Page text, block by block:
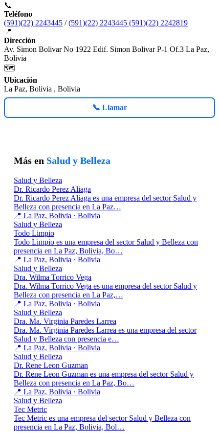
📞
Teléfono
(591)(22) 2243445 /(591)(22) 2243445 (591)(22) 2242819
📍
Dirección
Av. Simon Bolivar No 1922 Edif. Simon Bolivar P-1 Of.3 La Paz,
Bolivia
🗺️
Ubicación
La Paz, Bolivia , Bolivia
📞 Llamar
Más en Salud y Belleza
Salud y Belleza
Dr. Ricardo Perez Aliaga
Dr. Ricardo Perez Aliaga es una empresa del sector Salud y
Belleza con presencia en La Paz…
📍 La Paz, Bolivia · Bolivia
Salud y Belleza
Todo Limpio
Todo Limpio es una empresa del sector Salud y Belleza con
presencia en La Paz, Bolivia, Bo…
📍 La Paz, Bolivia · Bolivia
Salud y Belleza
Dra. Wilma Torrico Vega
Dra. Wilma Torrico Vega es una empresa del sector Salud y
Belleza con presencia en La Paz,…
📍 La Paz, Bolivia · Bolivia
Salud y Belleza
Dra. Ma. Virginia Paredes Larrea
Dra. Ma. Virginia Paredes Larrea es una empresa del sector
Salud y Belleza con presencia e…
📍 La Paz, Bolivia · Bolivia
Salud y Belleza
Dr. Rene Leon Guzman
Dr. Rene Leon Guzman es una empresa del sector Salud y
Belleza con presencia en La Paz, Bo…
📍 La Paz, Bolivia · Bolivia
Salud y Belleza
Tec Metric
Tec Metric es una empresa del sector Salud y Belleza con
presencia en La Paz, Bolivia, Bol…